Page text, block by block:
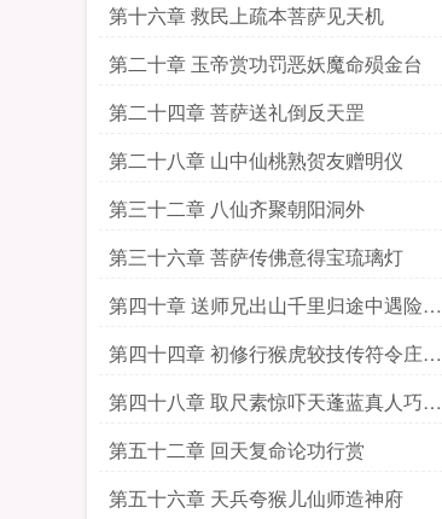
第十六章 救民上疏本菩萨见天机
第二十章 玉帝赏功罚恶妖魔命殒金台
第二十四章 菩萨送礼倒反天罡
第二十八章 山中仙桃熟贺友赠明仪
第三十二章 八仙齐聚朝阳洞外
第三十六章 菩萨传佛意得宝琉璃灯
第四十章 送师兄出山千里归途中遇险惊
魂
第四十四章 初修行猴虎较技传符令庄衍
赐桃
第四十八章 取尺素惊吓天蓬蓝真人巧献
妙计
第五十二章 回天复命论功行赏
第五十六章 天兵夸猴儿仙师造神府